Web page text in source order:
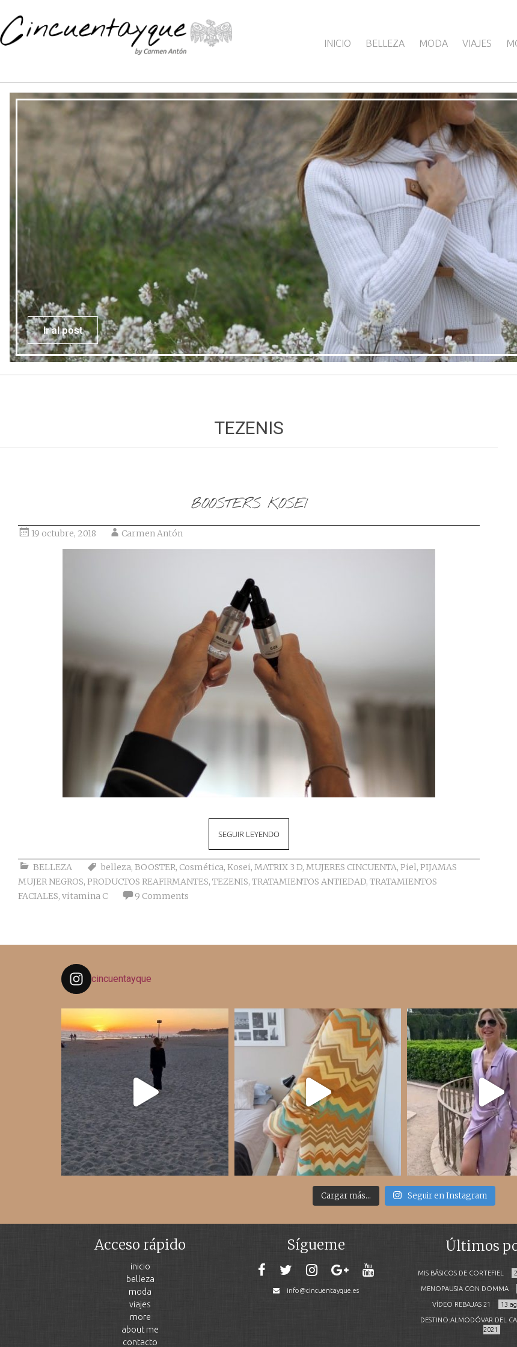
INICIO BELLEZA MODA VIAJES
Ir al post
TEZENIS
BOOSTERS KOSEI
19 octubre, 2018 Carmen Antón
SEGUIR LEYENDO
BELLEZA belleza, BOOSTER, Cosmética, Kosei, MATRIX 3 D, MUJERES CINCUENTA, Piel, PIJAMAS
MUJER NEGROS, PRODUCTOS REAFIRMANTES, TEZENIS, TRATAMIENTOS ANTIEDAD, TRATAMIENTOS
FACIALES, vitamina C 9 Comments
cincuentayque
Cargar más... Seguir en Instagram
Acceso rápido
inicio
belleza
moda
viajes
more
about me
contacto
Sígueme
info@cincuentayque.es
Últimos
MIS BÁSICOS DE CORTEFIEL
MENOPAUSIA CON DOMMA
VÍDEO REBAJAS 21 13
DESTINO:ALMODÓVAR DEL
2021